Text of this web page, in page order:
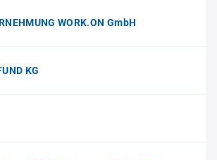
WORK.ON GmbH
KG